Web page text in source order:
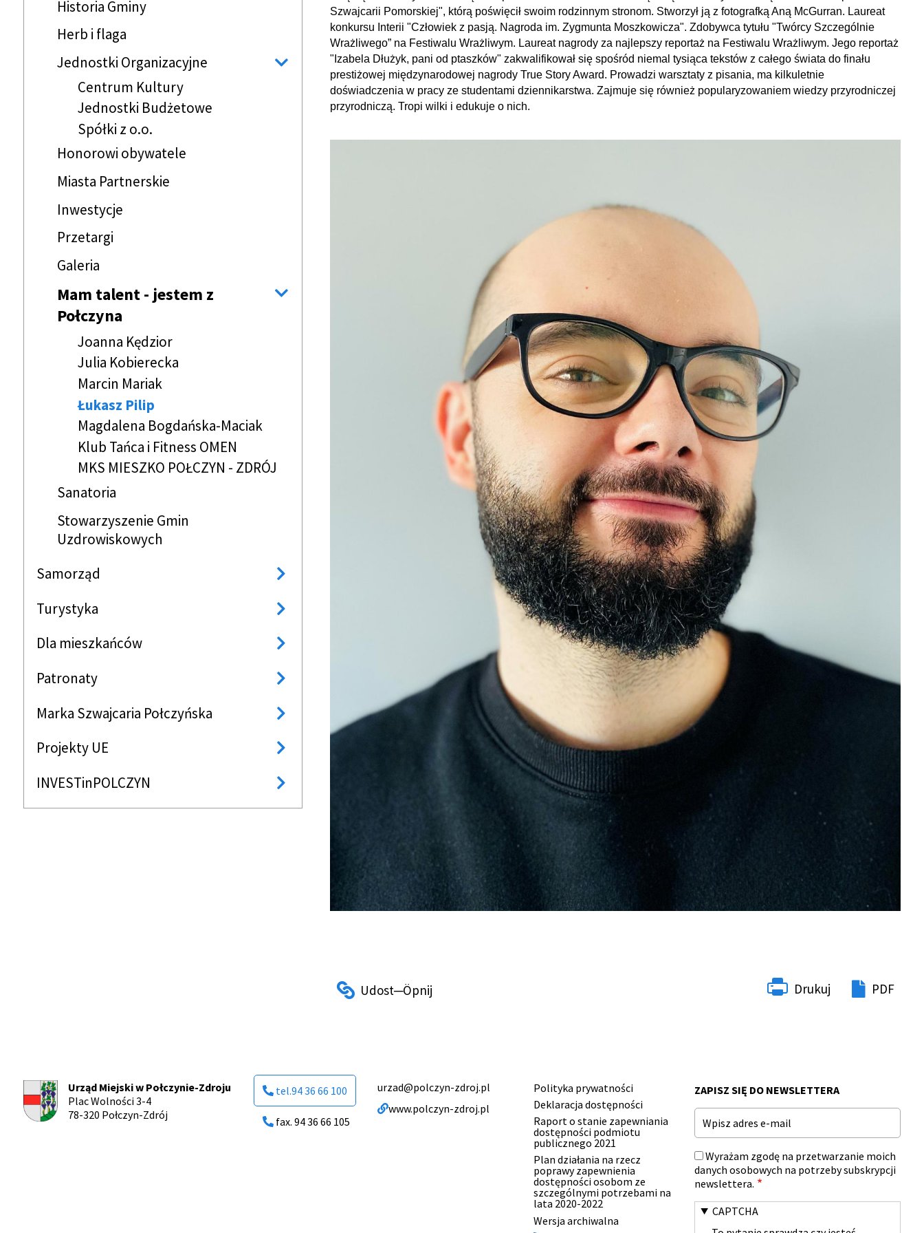
Historia Gminy
Herb i flaga
Jednostki Organizacyjne
Show
Centrum Kultury
Jednostki Budżetowe
Spółki z o.o.
Honorowi obywatele
Miasta Partnerskie
Inwestycje
Przetargi
Galeria
Mam talent - jestem z
Połczyna
Joanna Kędzior
Julia Kobierecka
Marcin Mariak
Łukasz Pilip
Magdalena Bogdańska-Maciak
Klub Tańca i Fitness OMEN
MKS MIESZKO POŁCZYN - ZDRÓJ
Sanatoria
Stowarzyszenie Gmin
Uzdrowiskowych
Samorząd
Turystyka
Dla mieszkańców
Patronaty
Marka Szwajcaria Połczyńska
Projekty UE
INVESTinPOLCZYN
Szwajcarii Pomorskiej", którą poświęcił swoim rodzinnym stronom. Stworzył ją z fotografką Aną McGurran. Laureat
konkursu Interii "Człowiek z pasją. Nagroda im. Zygmunta Moszkowicza". Zdobywca tytułu "Twórcy Szczególnie
Wrażliwego” na Festiwalu Wrażliwym. Laureat nagrody za najlepszy reportaż na Festiwalu Wrażliwym. Jego reportaż
"Izabela Dłużyk, pani od ptaszków" zakwalifikował się spośród niemal tysiąca tekstów z całego świata do finału
prestiżowej międzynarodowej nagrody True Story Award. Prowadzi warsztaty z pisania, ma kilkuletnie
doświadczenia w pracy ze studentami dziennikarstwa. Zajmuje się również popularyzowaniem wiedzy przyrodniczej
przyrodniczą. Tropi wilki i edukuje o nich.
Drukuj PDF
Urząd Miejski w Połczynie-Zdroju
Plac Wolności 3-4
78-320 Połczyn-Zdrój
tel.94 36 66 100
fax. 94 36 66 105
urzad@polczyn-zdroj.pl
www.polczyn-zdroj.pl
Menu
stopki
Polityka prywatności
Deklaracja dostępności
Raport o stanie zapewniania
dostępności podmiotu
publicznego 2021
Plan działania na rzecz
poprawy zapewnienia
dostępności osobom ze
szczególnymi potrzebami na
lata 2020-2022
Otworzy
Wersja archiwalna
ZAPISZ SIĘ DO NEWSLETTERA
Email
Wyrażam zgodę na przetwarzanie moich
danych osobowych na potrzeby subskrypcji
newslettera.
CAPTCHA